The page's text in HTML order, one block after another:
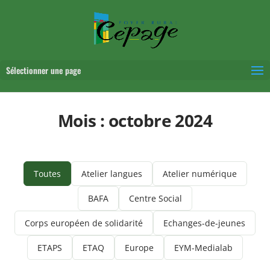
Sélectionner une page
Mois : octobre 2024
Toutes Atelier langues Atelier numérique
BAFA Centre Social
Corps européen de solidarité Echanges-de-jeunes
ETAPS ETAQ Europe EYM-Medialab